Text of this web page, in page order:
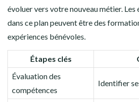
évoluer vers votre nouveau métier. Les
dans ce plan peuvent être des
expériences bénévoles.
Étapes clés
Évaluation des
compétences
Identifier